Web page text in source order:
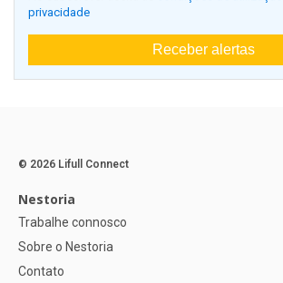
privacidade
Receber alertas
© 2026 Lifull Connect
Nestoria
Trabalhe connosco
Sobre o Nestoria
Contato